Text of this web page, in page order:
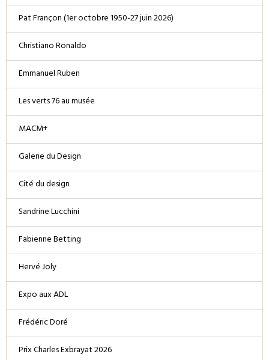
Pat Françon (1er octobre 1950-27 juin 2026)
Christiano Ronaldo
Emmanuel Ruben
Les verts 76 au musée
MACM+
Galerie du Design
Cité du design
Sandrine Lucchini
Fabienne Betting
Hervé Joly
Expo aux ADL
Frédéric Doré
Prix Charles Exbrayat 2026